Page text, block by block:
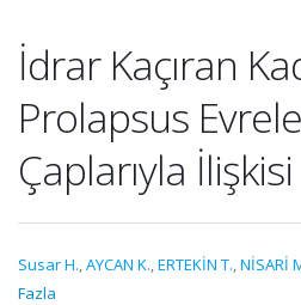
İdrar Kaçıran
Prolapsus
Çaplarıyla İlişkisi
Susar H.,AYCAN K.,ERTEKİN T.,NİSARİ
Fazla